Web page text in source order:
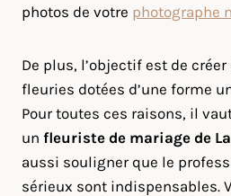
photos de votre photographe
De plus, l’objectif est de
fleuries dotées d’une forme
Pour toutes ces raisons, il
un fleuriste de mariage de
aussi souligner que le
sérieux sont indispensables.